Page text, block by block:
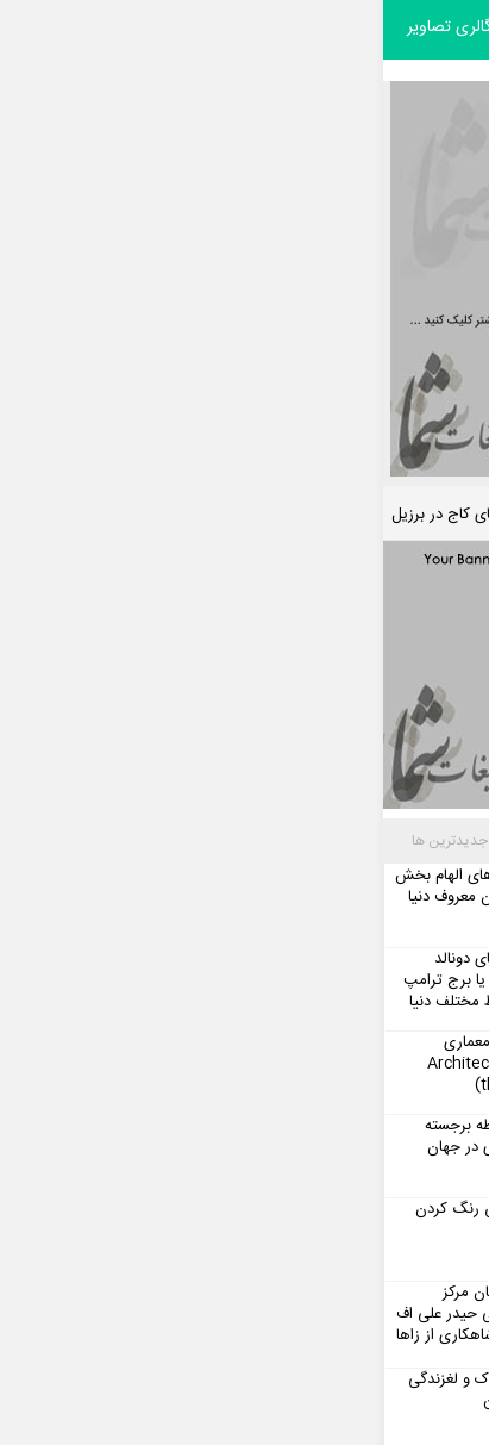
تصاویر
کاج در برزیل
جدیدترین ها
الهام بخش
معروف دنیا
دونالد
برج ترامپ
مختلف دنیا
برجسته
در جهان
رنگ کردن
مرکز
حیدر علی اف
از زاها
و لغزندگی